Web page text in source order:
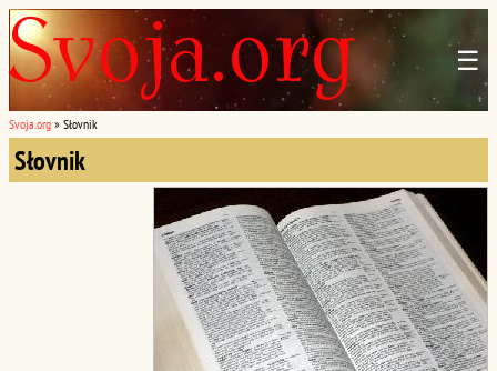
☰
Svoja.org » Słovnik
Słovnik